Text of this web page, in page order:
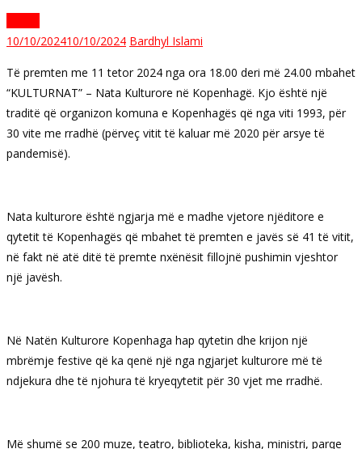
10/10/202410/10/2024 Bardhyl Islami
Të premten me 11 tetor 2024 nga ora 18.00 deri më 24.00 mbahet
“KULTURNAT” – Nata Kulturore në Kopenhagë. Kjo është një
traditë që organizon komuna e Kopenhagës që nga viti 1993, për
30 vite me rradhë (përveç vitit të kaluar më 2020 për arsye të
pandemisë).
Nata kulturore është ngjarja më e madhe vjetore njëditore e
qytetit të Kopenhagës që mbahet të premten e javës së 41 të vitit,
në fakt në atë ditë të premte nxënësit fillojnë pushimin vjeshtor
një javësh.
Në Natën Kulturore Kopenhaga hap qytetin dhe krijon një
mbrëmje festive që ka qenë një nga ngjarjet kulturore më të
ndjekura dhe të njohura të kryeqytetit për 30 vjet me rradhë.
Më shumë se 200 muze, teatro, biblioteka, kisha, ministri, parqe